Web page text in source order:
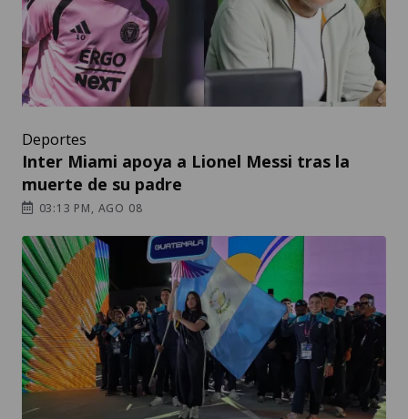
Deportes
Inter Miami apoya a Lionel Messi tras la
muerte de su padre
03:13 PM, AGO 08